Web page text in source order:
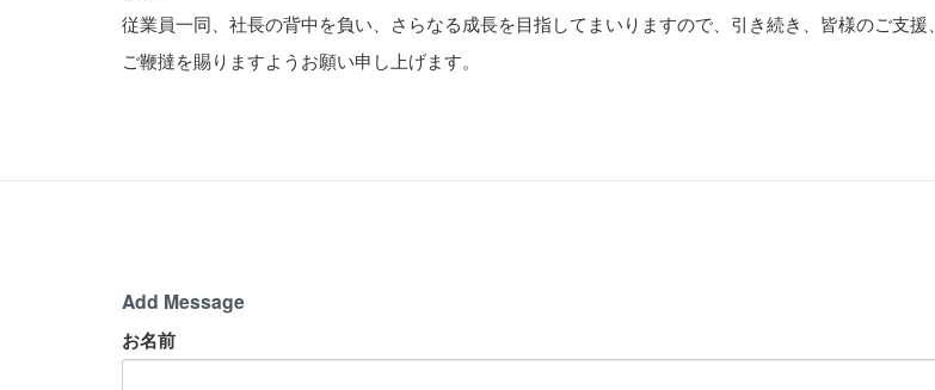
従業員一同、社長の背中を負い、さらなる成長を目指してまいりますので、引き続き、皆様のご支援、
ご鞭撻を賜りますようお願い申し上げます。
Add Message
お名前